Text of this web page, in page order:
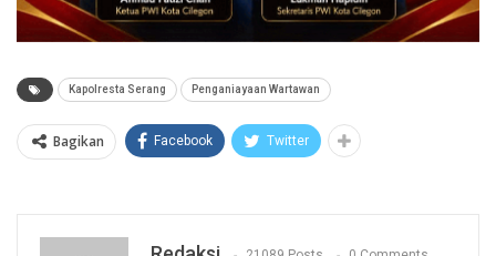
Kapolresta Serang Penganiayaan Wartawan
Bagikan Facebook Twitter